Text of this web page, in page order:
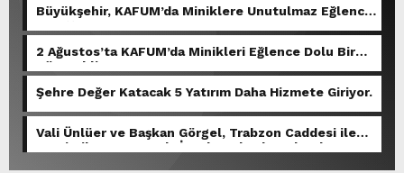
Büyükşehir, KAFUM’da Miniklere Unutulmaz Eğlence
2 Ağustos’ta KAFUM’da Minikleri Eğlence Dolu Bir
Gün Bekliyor.
Şehre Değer Katacak 5 Yatırım Daha Hizmete Giriyor.
Vali Ünlüer ve Başkan Görgel, Trabzon Caddesi ile
Demirciler Çarşısı’nda İncelemelerde Bulundu.